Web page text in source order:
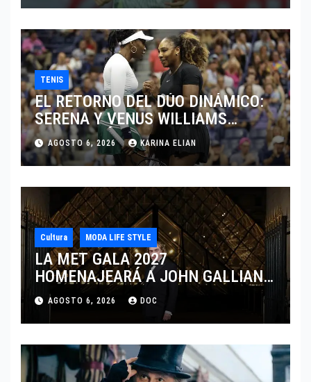
TENIS
EL RETORNO DEL DÚO DINÁMICO:
SERENA Y VENUS WILLIAMS
DISPUTARÁN LOS DOBLES EN
CINCINNATI 2026
AGOSTO 6, 2026 KARINA ELIAN
Cultura MODA LIFE STYLE
LA MET GALA 2027
HOMENAJEARÁ A JOHN GALLIANO
MARCANDO EL REGRESO DEL REY
DEL DRAMATISMO
AGOSTO 6, 2026 DOC